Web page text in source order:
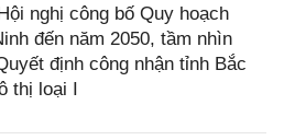
nghị công bố Quy hoạch
đến năm 2050, tầm nhìn
định công nhận tỉnh Bắc
thị loại I